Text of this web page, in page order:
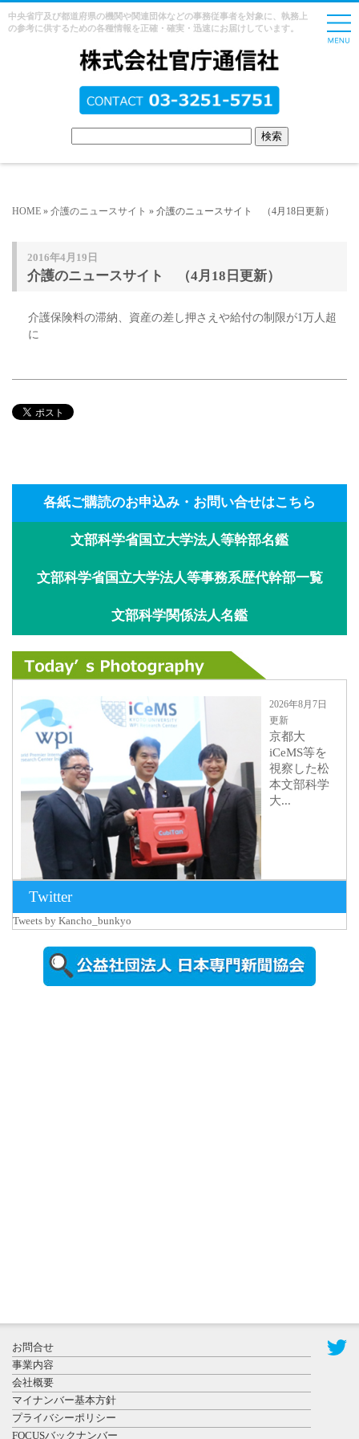
中央省庁及び都道府県の機関や関連団体などの事務従事者を対象に、執務上
の参考に供するための各種情報を正確・確実・迅速にお届けしています。
HOME » 介護のニュースサイト » 介護のニュースサイト （4月18日更新）
2016年4月19日
介護のニュースサイト （4月18日更新）
介護保険料の滞納、資産の差し押さえや給付の制限が1万人超
に
各紙ご購読のお申込み・お問い合せはこちら
文部科学省国立大学法人等幹部名鑑
文部科学省国立大学法人等事務系歴代幹部一覧
文部科学関係法人名鑑
2026年8月7日
更新
京都大
iCeMS等を
視察した松
本文部科学
大...
2026年8月5日
更新
農工大で大
登録有形文
化財となっ
た東北大植
物園八...
Twitter
Tweets by Kancho_bunkyo
お問合せ
事業内容
会社概要
マイナンバー基本方針
プライバシーポリシー
FOCUSバックナンバー